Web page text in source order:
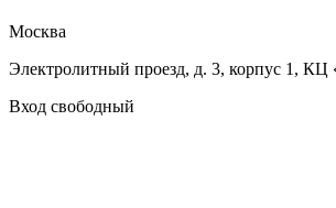
Москва
Электролитный проезд, д. 3, корпус 1, КЦ
Вход свободный